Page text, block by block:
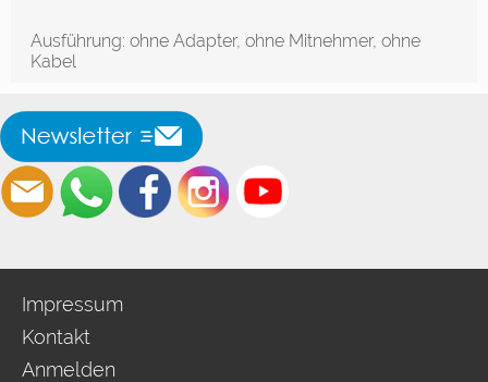
Ausführung: ohne Adapter, ohne Mitnehmer, ohne
Kabel
Impressum
Kontakt
Anmelden